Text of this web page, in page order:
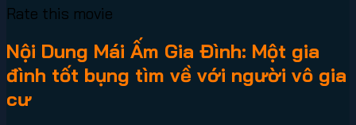
Rate this movie
Nội Dung Mái Ấm Gia Đình: Một gia
đình tốt bụng tìm về với người vô gia
cư